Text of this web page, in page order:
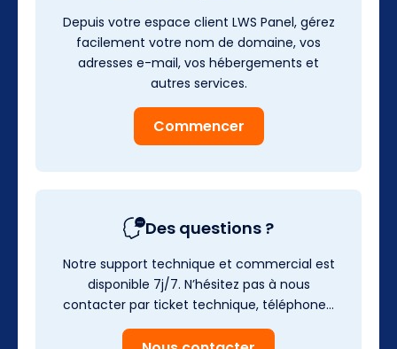
Depuis votre espace client LWS Panel, gérez
facilement votre nom de domaine, vos
adresses e-mail, vos hébergements et
autres services.
Commencer
Des questions ?
Notre support technique et commercial est
disponible 7j/7. N’hésitez pas à nous
contacter par ticket technique, téléphone…